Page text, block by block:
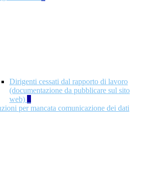
Dirigenti cessati dal rapporto di lavoro
(documentazione da pubblicare sul sito
web) 1
per mancata comunicazione dei dati